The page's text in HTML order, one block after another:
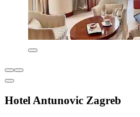
Hotel Antunovic Zagreb